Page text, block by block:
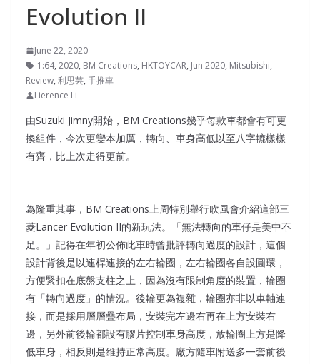
Evolution II
June 22, 2020
1:64, 2020, BM Creations, HKTOYCAR, Jun 2020, Mitsubishi,
Review, 利思芸, 手推車
Lierence Li
由Suzuki Jimny開始，BM Creations幾乎每款車都會有可更
換組件，今次更變本加厲，轉向、車身高低以至八字轆樣樣
有齊，比上次走得更前。
為隆重其事，BM Creations上周特別舉行吹風會介紹這部三
菱Lancer Evolution II的新玩法。「無法轉向的車仔是美中不
足。」記得在年初公佈此車時曾批評轉向過度的設計，這個
設計背後是以連桿連接的左右輪圈，左右輪圈各自設圓環，
方便緊扣在底盤支柱之上，因為沒有限制角度的裝置，輪圈
有「轉向過度」的情況。後輪更為複雜，輪圈亦非以車軸連
接，而是採用層層疊布局，安裝完左邊右再在上方安裝右
邊，另外前後輪都設有膠片控制車身高度，放輪圈上方是降
低車身，相反則是維持正常高度。廠方隨車附送多一套前後